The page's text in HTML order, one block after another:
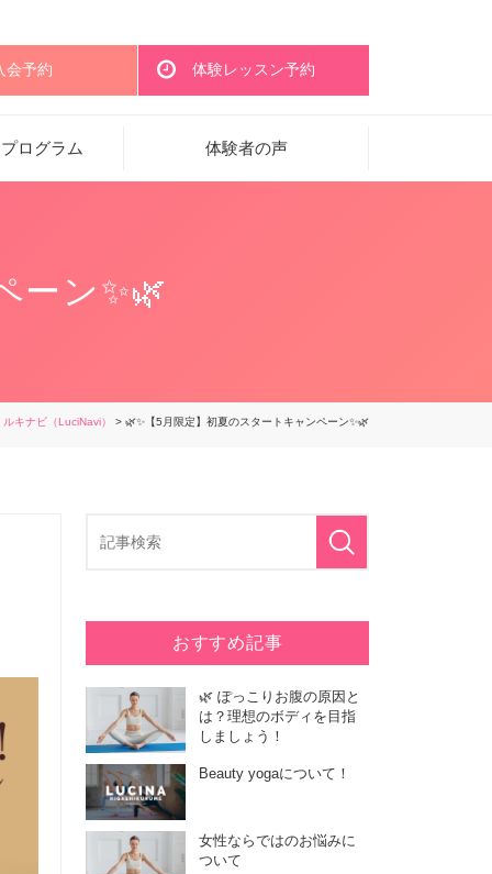
会予約 体験レッスン予約
ログラム 体験者の声
ーン✨🌿
ルキナビ（LuciNavi） > 🌿✨【5月限定】初夏のスタートキャンペーン✨🌿
おすすめ記事
🌿 ぽっこりお腹の原因と
は？理想のボディを目指
しましょう！
Beauty yogaについて！
女性ならではのお悩みに
ついて